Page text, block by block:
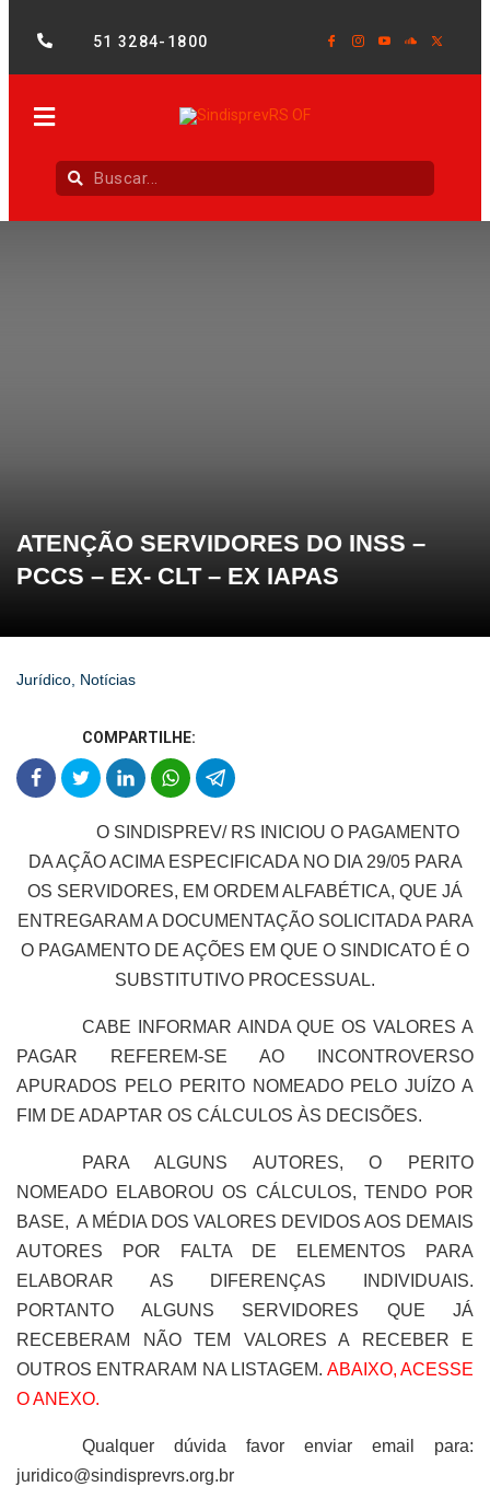
51 3284-1800
ATENÇÃO SERVIDORES DO INSS –
PCCS – EX- CLT – EX IAPAS
Jurídico, Notícias
COMPARTILHE:
O SINDISPREV/ RS INICIOU O PAGAMENTO
DA AÇÃO ACIMA ESPECIFICADA NO DIA 29/05 PARA
OS SERVIDORES, EM ORDEM ALFABÉTICA, QUE JÁ
ENTREGARAM A DOCUMENTAÇÃO SOLICITADA PARA
O PAGAMENTO DE AÇÕES EM QUE O SINDICATO É O
SUBSTITUTIVO PROCESSUAL.
CABE INFORMAR AINDA QUE OS VALORES A
PAGAR REFEREM-SE AO INCONTROVERSO
APURADOS PELO PERITO NOMEADO PELO JUÍZO A
FIM DE ADAPTAR OS CÁLCULOS ÀS DECISÕES.
PARA ALGUNS AUTORES, O PERITO
NOMEADO ELABOROU OS CÁLCULOS, TENDO POR
BASE, A MÉDIA DOS VALORES DEVIDOS AOS DEMAIS
AUTORES POR FALTA DE ELEMENTOS PARA
ELABORAR AS DIFERENÇAS INDIVIDUAIS.
PORTANTO ALGUNS SERVIDORES QUE JÁ
RECEBERAM NÃO TEM VALORES A RECEBER E
OUTROS ENTRARAM NA LISTAGEM. ABAIXO, ACESSE
O ANEXO.
Qualquer dúvida favor enviar email para:
juridico@sindisprevrs.org.br